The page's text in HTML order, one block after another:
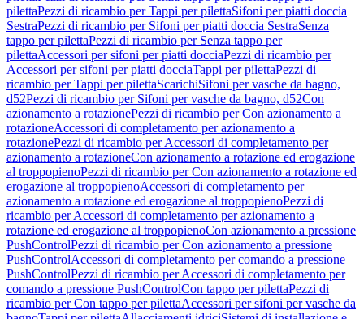
pilettaPezzi di ricambio per Tappi per pilettaSifoni per piatti doccia
SestraPezzi di ricambio per Sifoni per piatti doccia SestraSenza
tappo per pilettaPezzi di ricambio per Senza tappo per
pilettaAccessori per sifoni per piatti docciaPezzi di ricambio per
Accessori per sifoni per piatti docciaTappi per pilettaPezzi di
ricambio per Tappi per pilettaScarichiSifoni per vasche da bagno,
d52Pezzi di ricambio per Sifoni per vasche da bagno, d52Con
azionamento a rotazionePezzi di ricambio per Con azionamento a
rotazioneAccessori di completamento per azionamento a
rotazionePezzi di ricambio per Accessori di completamento per
azionamento a rotazioneCon azionamento a rotazione ed erogazione
al troppopienoPezzi di ricambio per Con azionamento a rotazione ed
erogazione al troppopienoAccessori di completamento per
azionamento a rotazione ed erogazione al troppopienoPezzi di
ricambio per Accessori di completamento per azionamento a
rotazione ed erogazione al troppopienoCon azionamento a pressione
PushControlPezzi di ricambio per Con azionamento a pressione
PushControlAccessori di completamento per comando a pressione
PushControlPezzi di ricambio per Accessori di completamento per
comando a pressione PushControlCon tappo per pilettaPezzi di
ricambio per Con tappo per pilettaAccessori per sifoni per vasche da